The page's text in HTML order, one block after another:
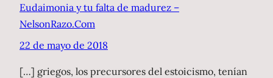
Eudaimonia y tu falta de madurez –
NelsonRazo.Com
22 de mayo de 2018
[…] griegos, los precursores del estoicismo, tenían